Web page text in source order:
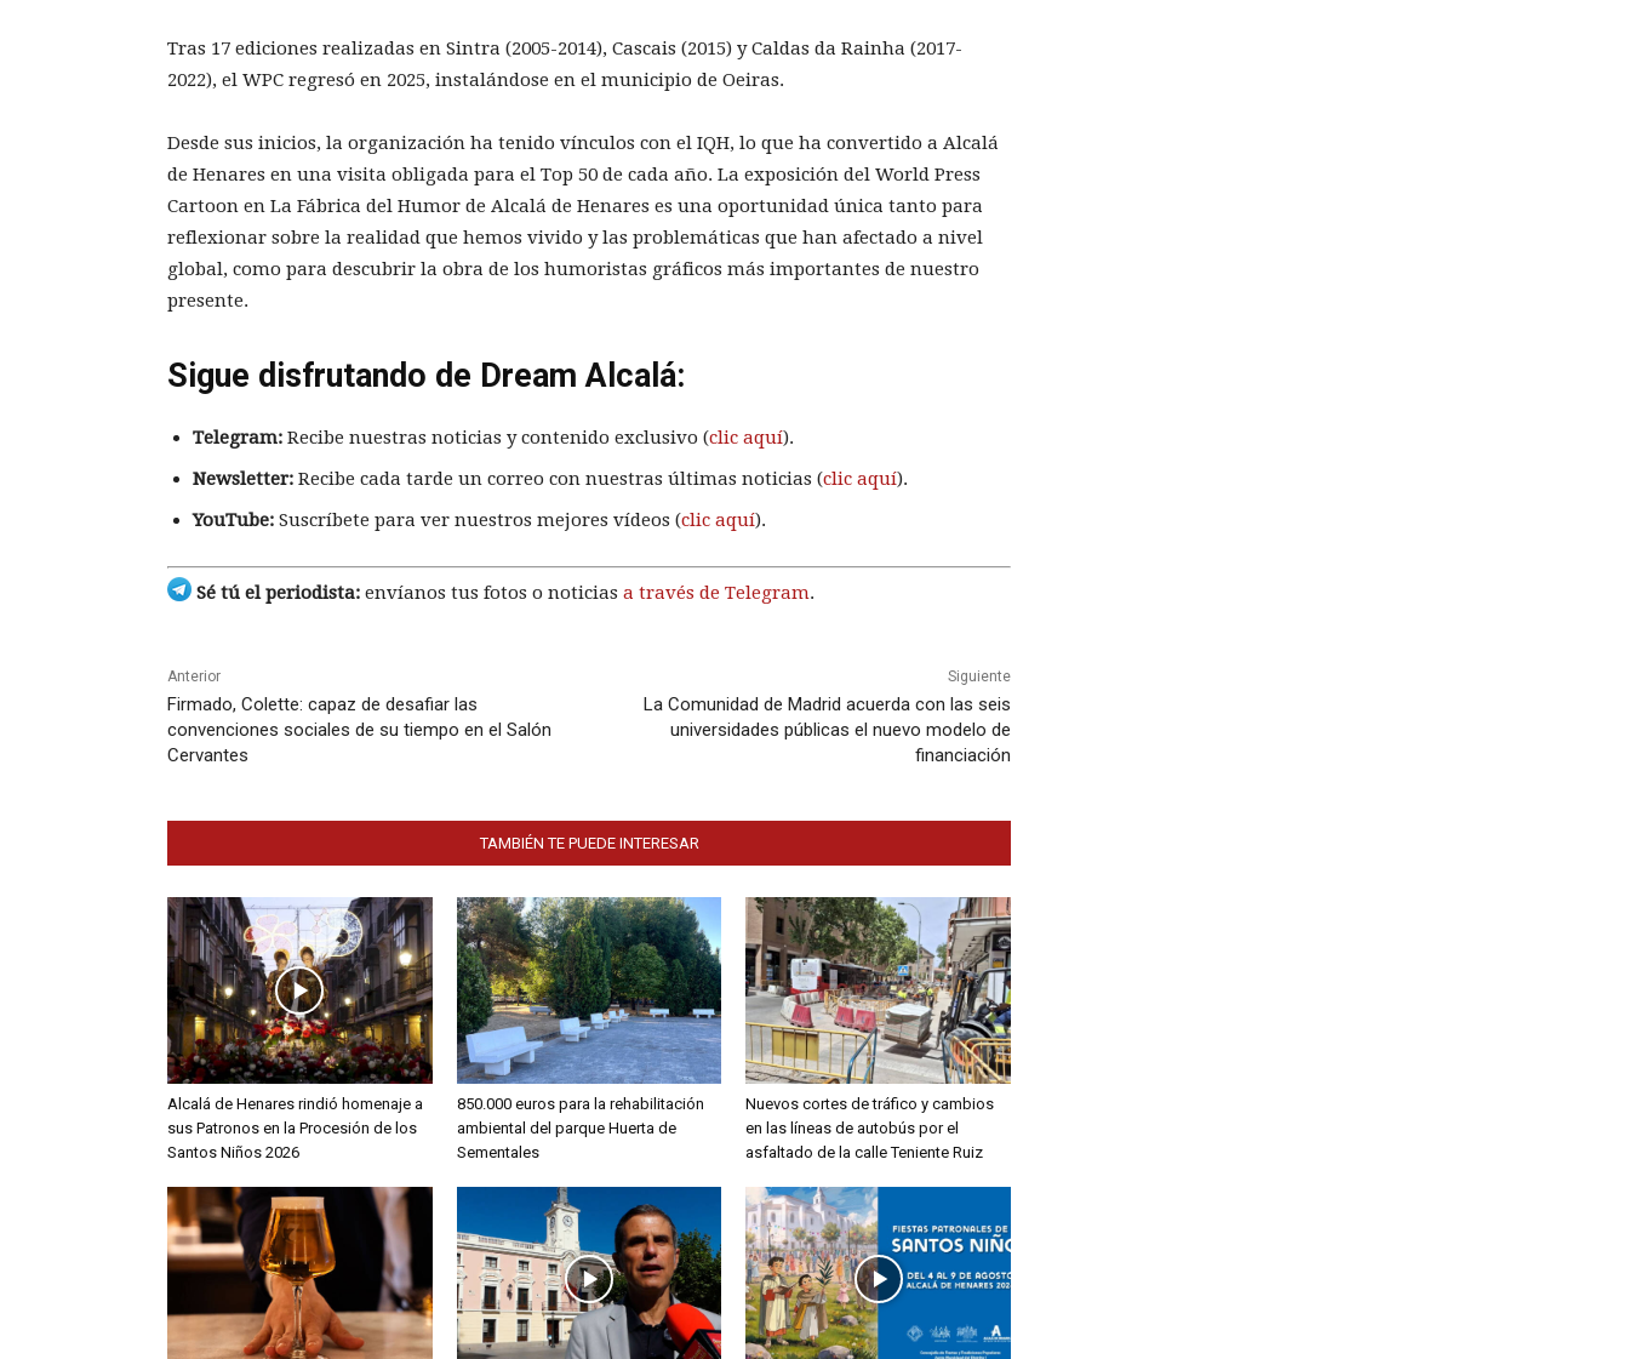
Tras 17 ediciones realizadas en Sintra (2005-2014), Cascais (2015) y Caldas da Rainha (2017-
2022), el WPC regresó en 2025, instalándose en el municipio de Oeiras.
Desde sus inicios, la organización ha tenido vínculos con el IQH, lo que ha convertido a Alcalá
de Henares en una visita obligada para el Top 50 de cada año. La exposición del World Press
Cartoon en La Fábrica del Humor de Alcalá de Henares es una oportunidad única tanto para
reflexionar sobre la realidad que hemos vivido y las problemáticas que han afectado a nivel
global, como para descubrir la obra de los humoristas gráficos más importantes de nuestro
presente.
Sigue disfrutando de Dream Alcalá:
Telegram: Recibe nuestras noticias y contenido exclusivo (clic aquí).
Newsletter: Recibe cada tarde un correo con nuestras últimas noticias (clic aquí).
YouTube: Suscríbete para ver nuestros mejores vídeos (clic aquí).
Sé tú el periodista: envíanos tus fotos o noticias a través de Telegram.
Anterior
Firmado, Colette: capaz de desafiar las
convenciones sociales de su tiempo en el Salón
Cervantes
Siguiente
La Comunidad de Madrid acuerda con las seis
universidades públicas el nuevo modelo de
financiación
TAMBIÉN TE PUEDE INTERESAR
Alcalá de Henares rindió homenaje a
sus Patronos en la Procesión de los
Santos Niños 2026
850.000 euros para la rehabilitación
ambiental del parque Huerta de
Sementales
Nuevos cortes de tráfico y cambios
en las líneas de autobús por el
asfaltado de la calle Teniente Ruiz